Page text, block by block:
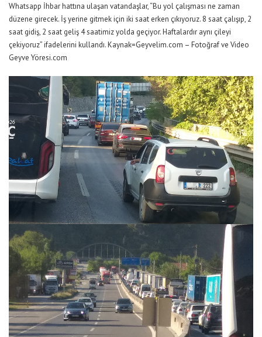
Whatsapp İhbar hattına ulaşan vatandaşlar, “Bu yol çalışması ne zaman
düzene girecek. İş yerine gitmek için iki saat erken çıkıyoruz. 8 saat çalışıp, 2
saat gidiş, 2 saat geliş 4 saatimiz yolda geçiyor. Haftalardır aynı çileyi
çekiyoruz” ifadelerini kullandı. Kaynak=Geyvelim.com – Fotoğraf ve Video
Geyve Yöresi.com